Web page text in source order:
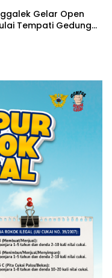
Gelar Open
Tempati Gedung